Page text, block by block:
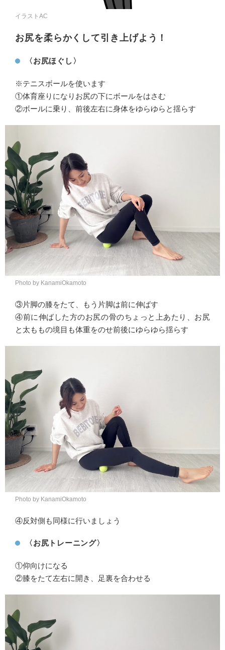
イラストAC
お尻を柔らかくして引き上げよう！
〈お尻ほぐし〉
※テニスボールを使います
①体育座りになりお尻の下にボールをはさむ
②ボールに乗り、前後左右に身体をゆらゆらと揺らす
Photo by KanamiOkamoto
③片脚の膝をたて、もう片脚は前に伸ばす
④前に伸ばした方のお尻の骨のちょっと上あたり、お尻
と太ももの境目も体重をのせ前後にゆらゆら揺らす
Photo by KanamiOkamoto
④反対側も同様に行いましょう
〈お尻トレーニング〉
①仰向けになる
②膝をたて左右に開き、足裏を合わせる